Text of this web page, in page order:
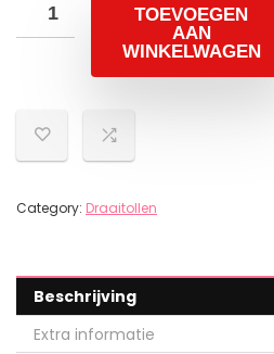
TOEVOEGEN
AAN
WINKELWAGEN
Category: Draaitollen
Beschrijving
Extra informatie